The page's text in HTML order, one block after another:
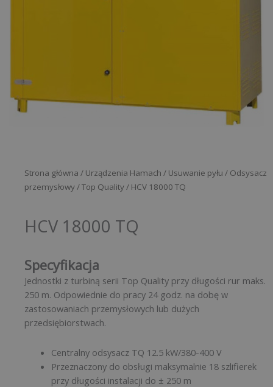
Strona główna / Urządzenia Hamach / Usuwanie pyłu / Odsysacz
przemysłowy/Top Quality/ HCV 18000 TQ
HCV 18000 TQ
Specyfikacja
Jednostki z turbiną serii Top Quality przy długości rur maks.
250 m. Odpowiednie do pracy 24 godz. na dobę w
zastosowaniach przemysłowych lub dużych
przedsiębiorstwach.
Centralny odsysacz TQ 12.5 kW/380-400 V
Przeznaczony do obsługi maksymalnie 18 szlifierek
przy długości instalacji do ± 250 m